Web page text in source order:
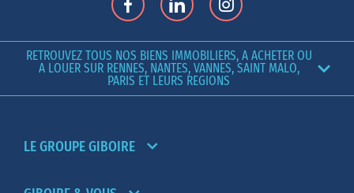
RETROUVEZ TOUS NOS BIENS IMMOBILIERS, A ACHETER OU
A LOUER SUR RENNES, NANTES, VANNES, SAINT MALO,
PARIS ET LEURS REGIONS
LE GROUPE GIBOIRE